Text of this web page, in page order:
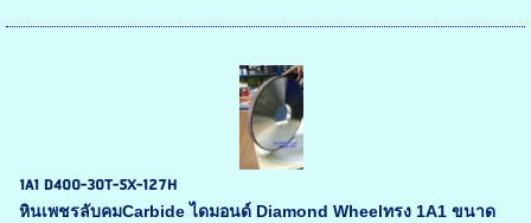
1A1 D400-30T-5X-127H
หินเพชรลับคมCarbide ไดมอนด์ Diamond Wheelทรง 1A1 ขนาด